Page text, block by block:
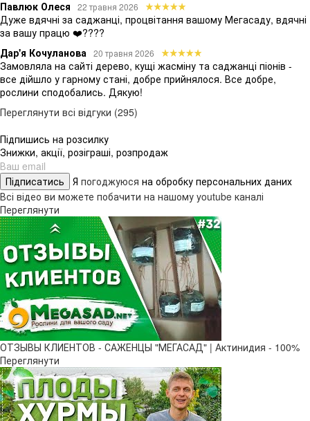
Павлюк Олеся 22 травня 2026
Дуже вдячні за саджанці, процвітання вашому Мегасаду, вдячні
за вашу працю ❤️????
Дар'я Кочуланова
20 травня 2026
Замовляла на сайті дерево, кущі жасміну та саджанці піонів -
все дійшло у гарному стані, добре прийнялося. Все добре,
рослини сподобались. Дякую!
Переглянути всі відгуки (295)
Підпишись на розсилку
Знижки, акції, розіграші, розпродаж
Підписатись Я погоджуюся на обробку персональних даних
Всі відео ви можете побачити на нашому youtube каналі
Переглянути
ОТЗЫВЫ КЛИЕНТОВ - САЖЕНЦЫ "МЕГАСАД" | Актинидия - 100%
Переглянути